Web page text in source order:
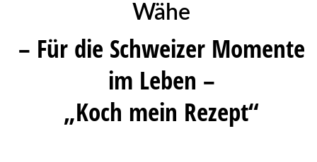
Wähe
– Für die Schweizer Momente
im Leben –
„Koch mein Rezept“